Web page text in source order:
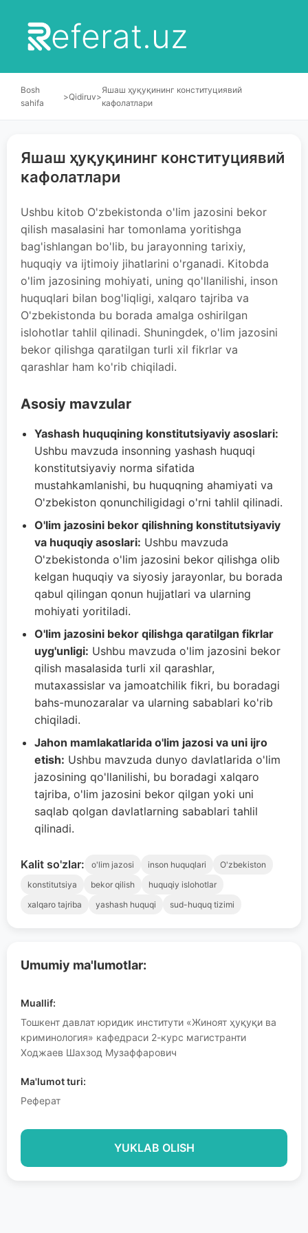
eferat.uz
Bosh
sahifa
>Qidiruv>
Яшаш ҳуқуқининг конституциявий
кафолатлари
Umumiy ma'lumotlar:
Muallif:
Тошкент давлат юридик институти «Жиноят ҳуқуқи ва
криминология» кафедраси 2-курс магистранти
Ходжаев Шахзод Музаффарович
Ma'lumot turi:
Реферат
YUKLAB OLISH
Яшаш ҳуқуқининг конституциявий
кафолатлари
Ushbu kitob O'zbekistonda o'lim jazosini bekor
qilish masalasini har tomonlama yoritishga
bag'ishlangan bo'lib, bu jarayonning tarixiy,
huquqiy va ijtimoiy jihatlarini o'rganadi. Kitobda
o'lim jazosining mohiyati, uning qo'llanilishi, inson
huquqlari bilan bog'liqligi, xalqaro tajriba va
O'zbekistonda bu borada amalga oshirilgan
islohotlar tahlil qilinadi. Shuningdek, o'lim jazosini
bekor qilishga qaratilgan turli xil fikrlar va
qarashlar ham ko'rib chiqiladi.
Asosiy mavzular
Yashash huquqining konstitutsiyaviy asoslari:
Ushbu mavzuda insonning yashash huquqi
konstitutsiyaviy norma sifatida
mustahkamlanishi, bu huquqning ahamiyati va
O'zbekiston qonunchiligidagi o'rni tahlil qilinadi.
O'lim jazosini bekor qilishning konstitutsiyaviy
va huquqiy asoslari: Ushbu mavzuda
O'zbekistonda o'lim jazosini bekor qilishga olib
kelgan huquqiy va siyosiy jarayonlar, bu borada
qabul qilingan qonun hujjatlari va ularning
mohiyati yoritiladi.
O'lim jazosini bekor qilishga qaratilgan fikrlar
uyg'unligi: Ushbu mavzuda o'lim jazosini bekor
qilish masalasida turli xil qarashlar,
mutaxassislar va jamoatchilik fikri, bu boradagi
bahs-munozaralar va ularning sabablari ko'rib
chiqiladi.
Jahon mamlakatlarida o'lim jazosi va uni ijro
etish: Ushbu mavzuda dunyo davlatlarida o'lim
jazosining qo'llanilishi, bu boradagi xalqaro
tajriba, o'lim jazosini bekor qilgan yoki uni
saqlab qolgan davlatlarning sabablari tahlil
qilinadi.
Kalit so'zlar: o'lim jazosi inson huquqlari
O'zbekiston
konstitutsiya
bekor qilish
huquqiy islohotlar
xalqaro tajriba
yashash huquqi sud-huquq tizimi